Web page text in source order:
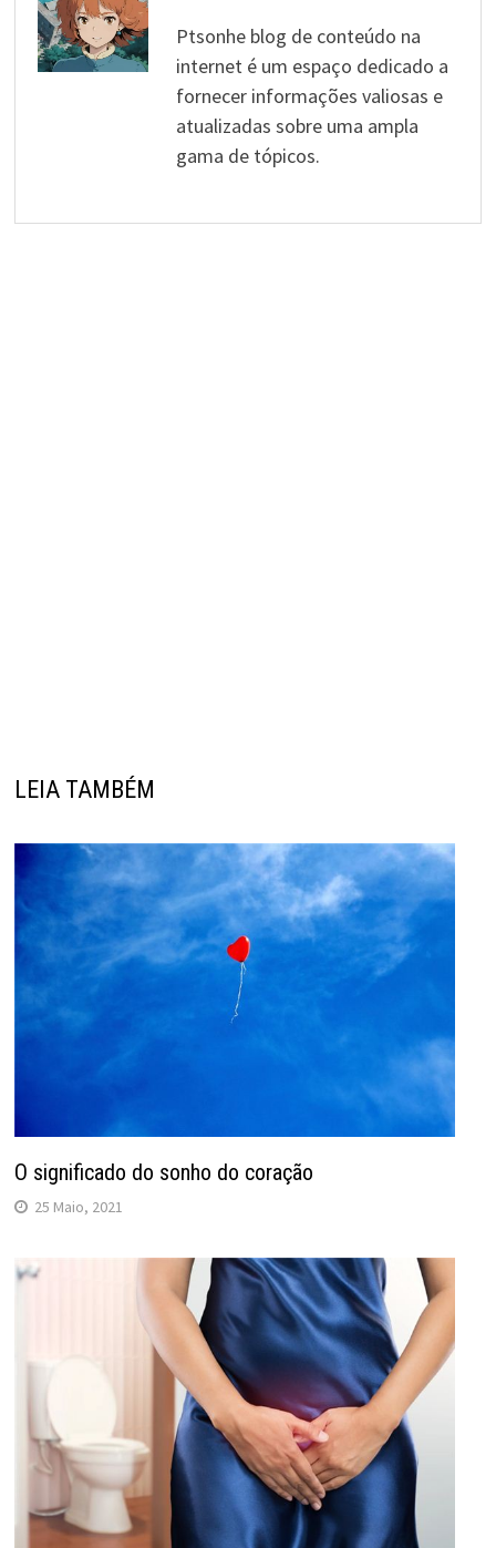
Ptsonhe blog de conteúdo na
internet é um espaço dedicado a
fornecer informações valiosas e
atualizadas sobre uma ampla
gama de tópicos.
LEIA TAMBÉM
O significado do sonho do coração
25 Maio, 2021